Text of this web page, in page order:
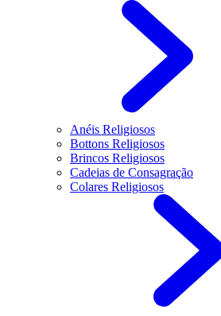
Anéis Religiosos
Bottons Religiosos
Brincos Religiosos
Cadeias de Consagração
Colares Religiosos